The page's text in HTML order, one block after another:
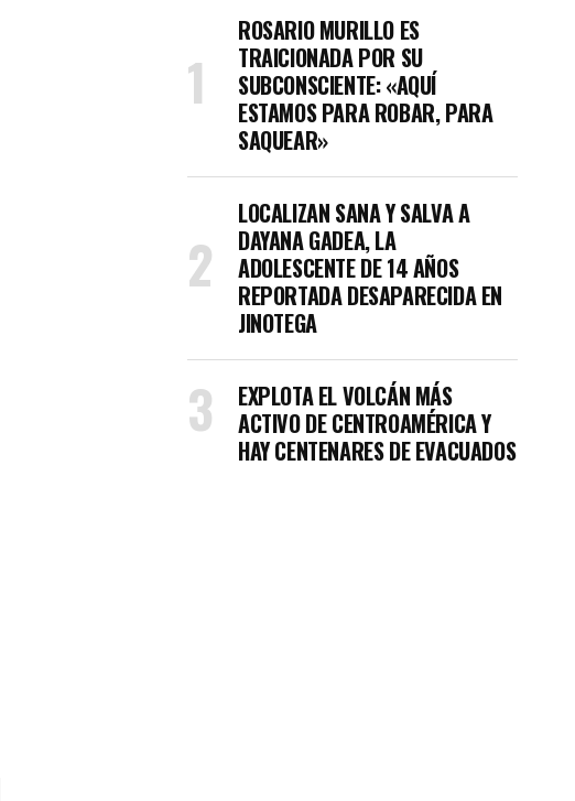
ROSARIO MURILLO ES
TRAICIONADA POR SU
SUBCONSCIENTE: «AQUÍ
ESTAMOS PARA ROBAR, PARA
SAQUEAR»
LOCALIZAN SANA Y SALVA A
DAYANA GADEA, LA
ADOLESCENTE DE 14 AÑOS
REPORTADA DESAPARECIDA EN
JINOTEGA
EXPLOTA EL VOLCÁN MÁS
ACTIVO DE CENTROAMÉRICA Y
HAY CENTENARES DE EVACUADOS